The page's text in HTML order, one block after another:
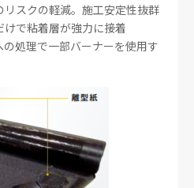
リスクの軽減。施工安定性抜群
けで粘着層が強力に接着
処理で一部バーナーを使用す